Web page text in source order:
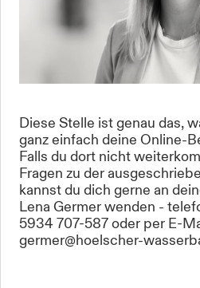
Diese Stelle ist genau das,
ganz einfach deine Online-
Falls du dort nicht
Fragen zu der
kannst du dich gerne an
Lena Germer wenden -
5934 707-587 oder per E-
germer@hoelscher-